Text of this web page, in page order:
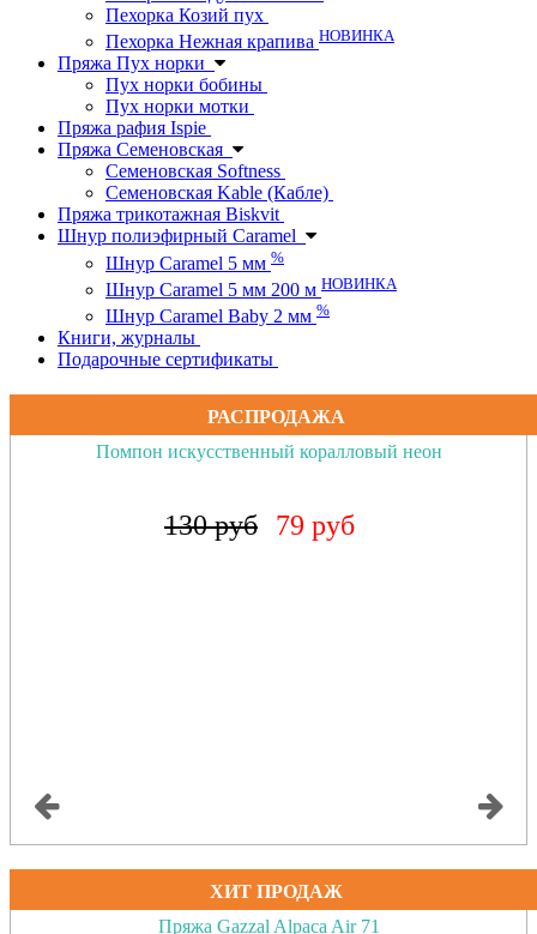
Пехорка Козий пух
Пехорка Нежная крапива НОВИНКА
Пряжа Пух норки
Пух норки бобины
Пух норки мотки
Пряжа рафия Ispie
Пряжа Семеновская
Семеновская Softness
Семеновская Kable (Кабле)
Пряжа трикотажная Biskvit
Шнур полиэфирный Caramel
Шнур Caramel 5 мм %
Шнур Caramel 5 мм 200 м НОВИНКА
Шнур Caramel Baby 2 мм %
Книги, журналы
Подарочные сертификаты
РАСПРОДАЖА
Помпон искусственный коралловый неон
130 руб 79 руб
ХИТ ПРОДАЖ
Пряжа Gazzal Alpaca Air 71